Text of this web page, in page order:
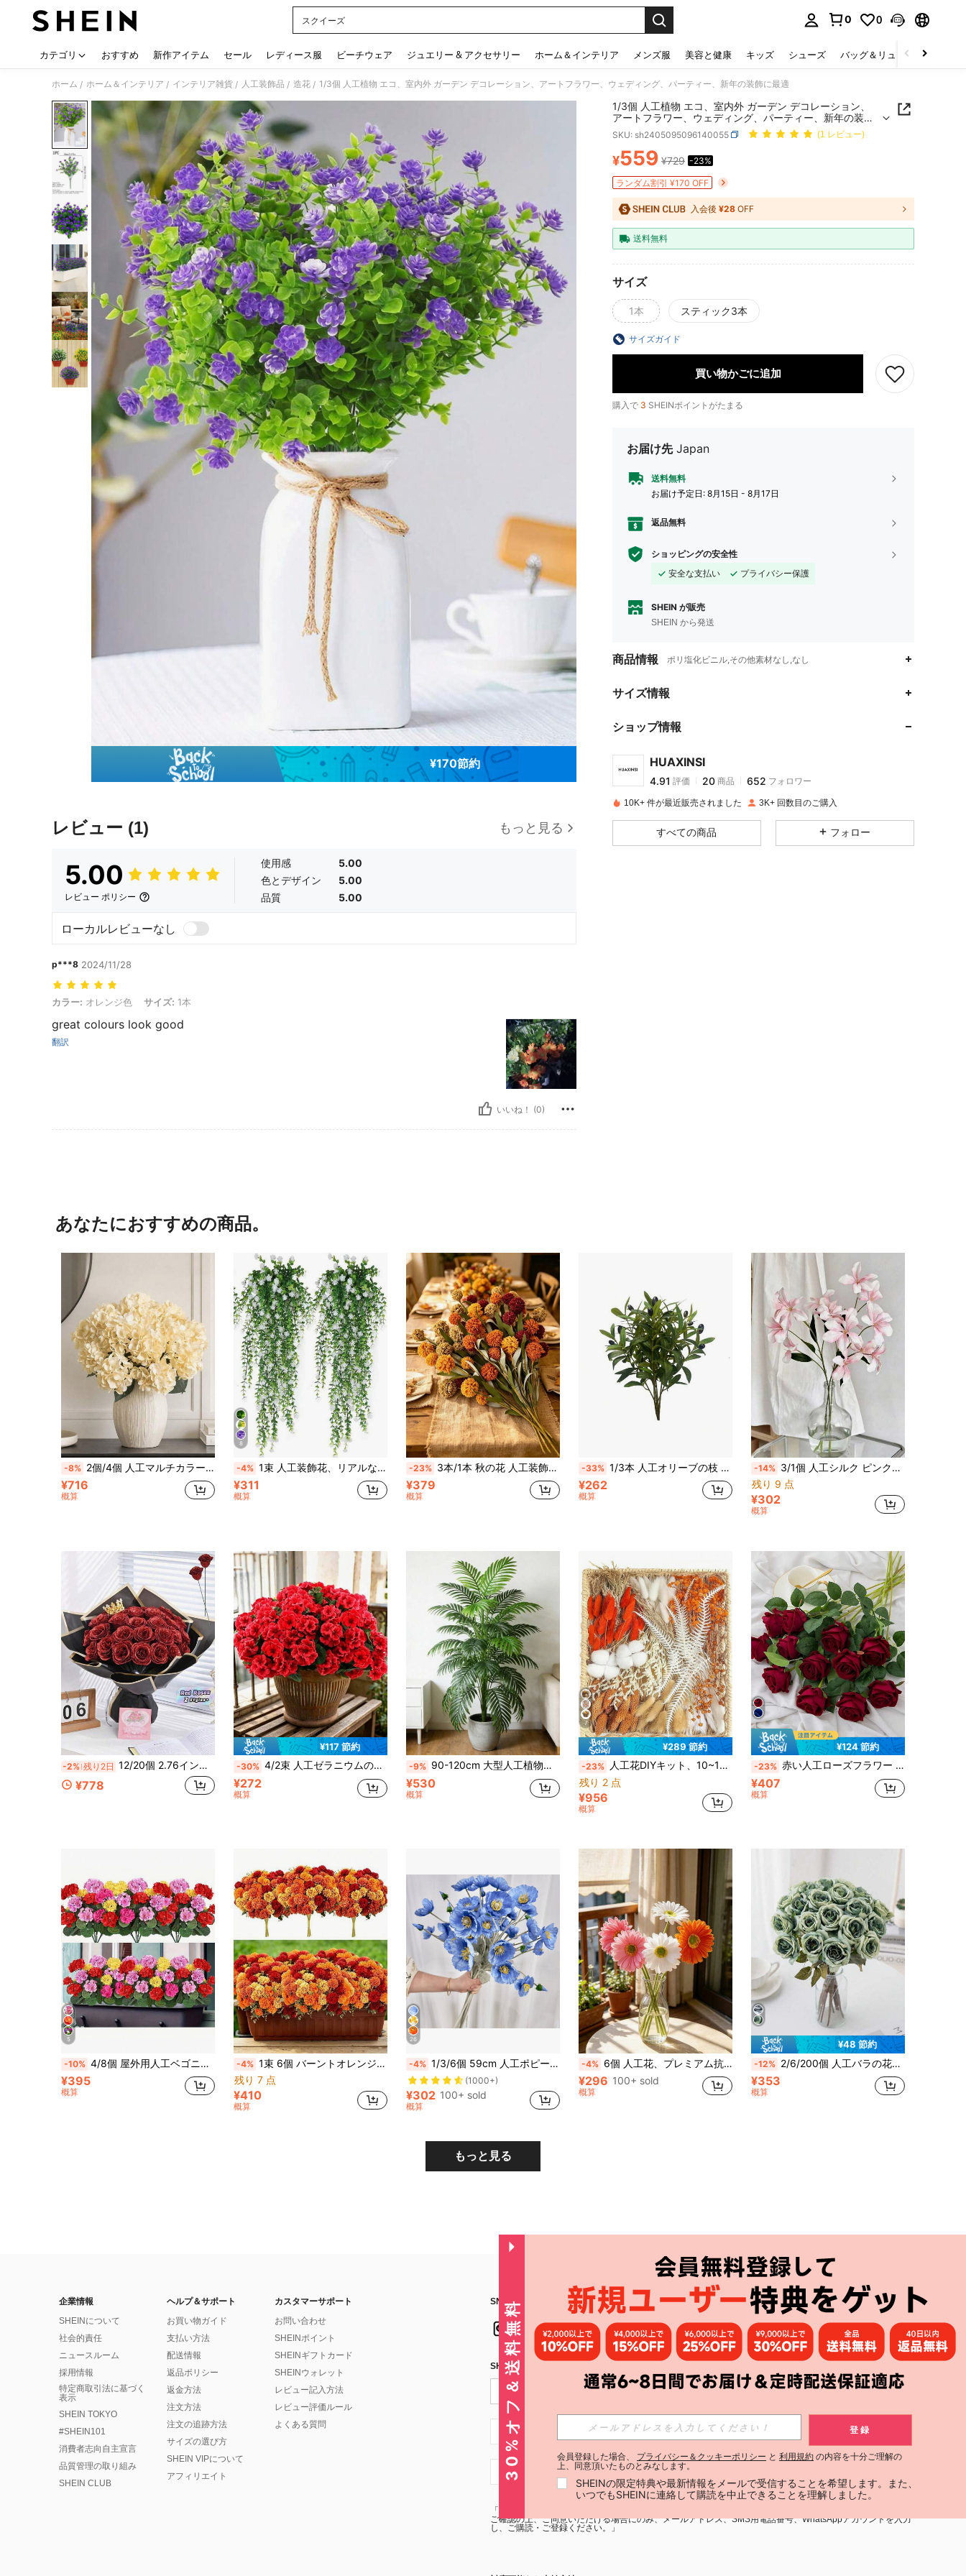
スクイーズ
0 0
カテゴリ おすすめ 新作アイテム セール レディース服 ビーチウェア ジュエリー & アクセサリー ホーム＆インテリア メンズ服 美容と健康 キッズ シューズ バッグ＆リュック
ホーム / ホーム＆インテリア / インテリア雑貨 / 人工装飾品 / 造花 / 1/3個 人工植物 エコ、室内外 ガーデン デコレーション、アートフラワー、ウェディング、パーティー、新年の装飾に最適
¥170節約
レビュー (1) もっと見る
5.00
レビュー ポリシー
使用感
5.00
色とデザイン
5.00
品質
5.00
ローカルレビューなし
p***8 2024/11/28
カラー: オレンジ色, サイズ: 1本
カラー: オレンジ色 サイズ: 1本
great colours look good
翻訳
いいね！ (0)
1/3個 人工植物 エコ、室内外 ガーデン デコレーション、
アートフラワー、ウェディング、パーティー、新年の装飾
に最適
SKU: sh2405095096140055 (1 レビュー)
PRICE AND AVAILABILITY
¥559 ¥729 -23%
ランダム割引 ¥170 OFF
入会後 ¥28 OFF
送料無料
サイズ
1本 スティック3本
サイズガイド
買い物かごに追加
購入で 3 SHEINポイントがたまる
お届け先 Japan
送料無料
お届け予定日: 8月15日 - 8月17日
返品無料
ショッピングの安全性
安全な支払い
プライバシー保護
SHEIN が販売
SHEIN から発送
商品情報 ポリ塩化ビニル,その他素材なし,なし
サイズ情報
ショップ情報
HUAXINSI
4.91
e***5 は1日前 に購入しました
10K+ 件が最近販売されました 3K+ 回数目のご購入
すべての商品 フォロー
あなたにおすすめの商品。
-8% 2個/4個 人工マルチカラー5頭アジサイの花、バルコニー、ポーチの装飾、室内/屋外プランター、レストラン、寝室、ウェディングアレンジメント、屋外パーティーのフラワーデコレーション、屋外パティオ、庭、その他のホームシーンに適しています
¥716
概算
8
-4% 1束 人工装飾花、リアルな模造DIYフラワーアレンジメント、UV耐性、ホーム、ガーデン、パティオ、ダイニングテーブル、リビングルームの装飾、ウェディング、パーティー、春夏バレンタインデーのセンターピース、バレンタインデー、ギフト、誕生日、卒業、フェイクプランツ
¥311
概算
-23% 3本/1本 秋の花 人工装飾用、ダークレッド バーントオレンジミックス フェイクシルク マム 人工花、ハンドメイド風 人工花茎、マム 人工花、テーブルセッティング、パーティー装飾、季節の装飾、感謝祭、結婚式用
¥379
概算
-33% 1/3本 人工オリーブの枝 フェイクオリーブの葉 人工植物 オリーブの葉の木 デコレーション グリーンリーフスプレー 背の高い花瓶用 ホーム リビングルーム ウェディングデコレーション テーブルデコレーション ホームデコレーション クリスマスデコレーション ルームデコレーション クリスマス
¥262
概算
-14% 3/1個 人工シルク ピンクオーキッド 造花、高さ29.5インチ、ホーム、オフィス、ウェディングテーブルデコレーション、パーティー、ヤード、ガーデン、夏飾り付けに適しています
残り 9 点
¥302
概算
-2% 残り2日 12/20個 2.76インチ グリッターローズブーケ、DIY人工キラキラレッドローズ、ラッピングペーパー付き永遠の花、記念日、結婚式、バレンタインデー、母の日、ホームデコレーションに最適なギフト
¥778
¥117 節約
-30% 4/2束 人工ゼラニウムの花、屋外用シルクゼラニウムの花、UV耐性ガーデン植物、フェイクフラワーデコレーション、ホーム、キッチン、ダイニングテーブル、室内外の春/夏の装飾に適しています、色あせにくい、フラワーポット、玄関、ポーチ、パティオ、窓、庭、テーブル、ホリデーデコレーションに適しています(レッド)
¥272
概算
-9% 90-120cm 大型人工植物、人工ヤシの木、トロピカルヤシの葉、人工ヤシの植物、背の高い木型、室内用人工タッチプラスチックモンステラ葉、ホーム、キッチン、屋外、オフィス装飾に適しています
¥530
概算
7
¥289 節約
-23%
人工花DIYキット、10~12インチ、手摘み、フェイクラベンダー/ユーカリ/小麦の花を含む、ホームオフィスウェディングデコレーションに適しています、低メンテナンスのボヘミアンラスティックスタイルのホームデコレーション、ウェディングセンターピースアレンジメント
残り 2 点
¥956
概算
¥124 節約
-23% 赤い人工ローズフラワー 3/10本入り、室内装飾、秋の装飾、ガーデンセンターの装飾、パーティー、ギフト、ブライダルリストコサージュ、収穫祭、ウェディングの装飾、DIYフラワーウォールバックドロップ、玄関先の装飾に適しています
¥407
概算
5
-10% 4/8個 屋外用人工ベゴニアの花、色あせないプラスチック製花、フェイクプランツデコレーション、ウェディング装飾、庭の装飾、リビングルーム、寝室の装飾、ハンギングフラワーポット、室内、屋外ガーデン、ポーチ、ウィンドウボックス、ホームウェディングファームハウススタイルに適しています
¥395
概算
-4% 1束 6個 バーントオレンジ 人工菊 シルクフラワー ミニ茎付き、リアルな秋の葉と小さな蕾、ホーム、ウェディング、テーブルトップ、秋の装飾、フェイクフラワー、屋外人工植物、人工フラワーブーケに適しています
残り 7 点
¥410
概算
26
-4% 1/3/6個 59cm 人工ポピー 1本に4輪 ミニマリストモダンスタイル 曲げられる 色あせない - DIYフラワーウォール、シーンデコレーション、花瓶アレンジ、ウェディング、パーティー、デスクトップデコレーションに適しています。リビング、寝室、キッチン、ウェディング、ダイニングテーブル、オフィス、ガーデン、屋外、誕生日&卒業祝いのための秋冬のインテリア
(1000+)
¥302 100+ sold
概算
-4% 6個 人工花、プレミアム抗酸化シミュレーションガーベラ、リアルタッチフラワーアレンジメント、ルームデコレーション、ホームデコレーション、寝室デコレーション、ウェディングデコレーション、オフィスデコレーション、カフェデコレーション、バレンタインデーのギフト、誕生日のギフト、母の日のギフト、バレンタインデー、ギフトパーティーパック、部屋、ホーム、壁、バスルーム、寝室
¥296 100+ sold
概算
¥48 節約
-12% 2/6/200個 人工バラの花、人工花ブーケ、ホーム、レストラン、リビングルーム、ウェディング装飾、秋の人工花、秋の花ブーケ、感謝祭のホームデコレーション、春と秋の装飾に適しています
¥353
概算
もっと見る
企業情報
SHEINについて
社会的責任
ニュースルーム
採用情報
特定商取引法に基づく
表示
SHEIN TOKYO
#SHEIN101
消費者志向自主宣言
品質管理の取り組み
SHEIN CLUB
ヘルプ＆サポート
お買い物ガイド
支払い方法
配送情報
返品ポリシー
返金方法
注文方法
注文の追跡方法
サイズの選び方
SHEIN VIPについて
アフィリエイト
カスタマーサポート
お問い合わせ
SHEINポイント
SHEINギフトカード
SHEINウォレット
レビュー記入方法
レビュー評価ルール
よくある質問
SNSフォローはこちら： アプリ
SHEIN STYLE NEWSを購読する
購読
JP + 81 登録する
JP + 81
「SHEIN STYLE NEWSの購読には「
ご確認の上、ご同意いただける場合にのみ、メールアドレス、SMS用電話番号、WhatsAppアカウントを入力
し、ご購読・ご登録ください。」
30%オフ＆送料無料 登録
会員登録した場合、 プライバシー＆クッキーポリシー と 利用規約 の内容を十分ご理解の
上、同意頂いたものとみなします。
SHEINの限定特典や最新情報をメールで受信することを希望します。また、
いつでもSHEINに連絡して購読を中止できることを理解しました。